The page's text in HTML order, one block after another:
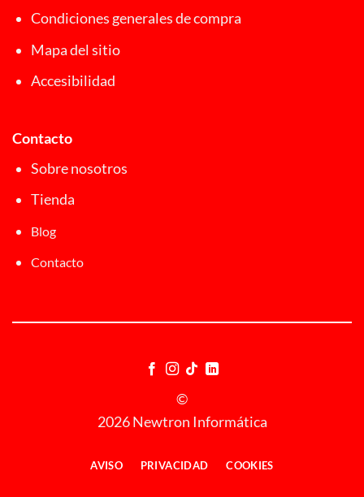
Condiciones generales de compra
Mapa del sitio
Accesibilidad
Contacto
Sobre nosotros
Tienda
Blog
Contacto
©
2026 Newtron Informática
AVISO PRIVACIDAD COOKIES